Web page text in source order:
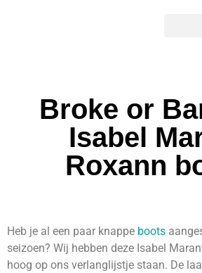
Broke or
Isabel
Roxann
Heb je al een paar knappe boots
seizoen? Wij hebben deze Isabel
hoog op ons verlanglijstje staan. De